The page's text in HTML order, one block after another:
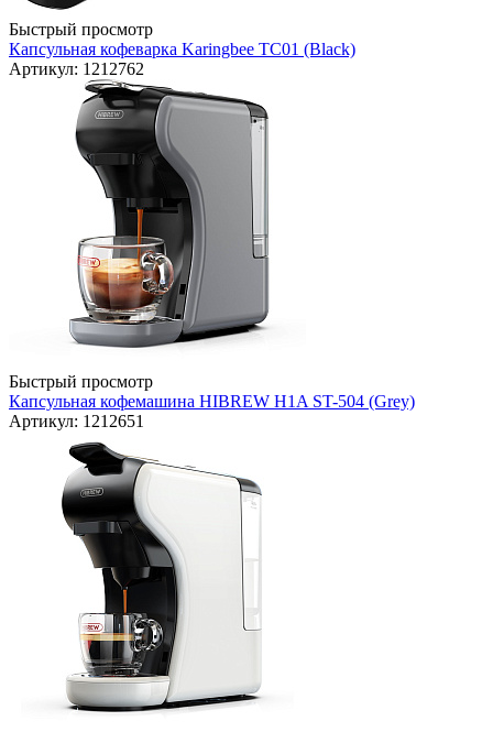
Быстрый просмотр
Капсульная кофеварка Karingbee TC01 (Black)
Артикул: 1212762
Быстрый просмотр
Капсульная кофемашина HIBREW H1A ST-504 (Grey)
Артикул: 1212651